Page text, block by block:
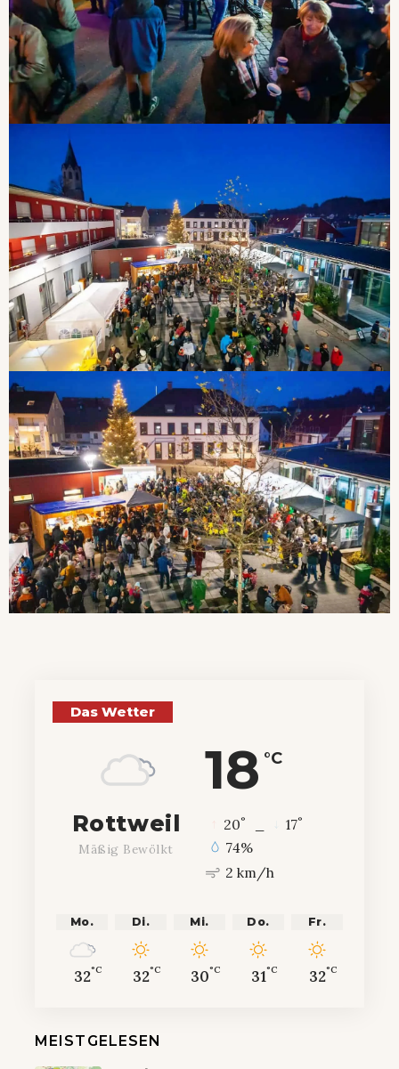
Das Wetter
18 °C
Rottweil
Mäßig Bewölkt
20° 17°
74%
2 km/h
Mo.
32°C
Di.
32°C
Mi.
30°C
Do.
31°C
Fr.
32°C
MEISTGELESEN